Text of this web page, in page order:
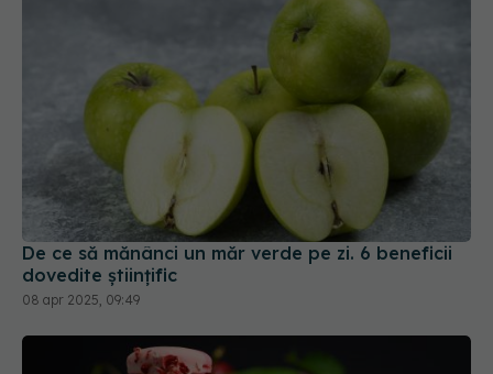
De ce să mănânci un măr verde pe zi. 6 beneficii
dovedite științific
08 apr 2025, 09:49